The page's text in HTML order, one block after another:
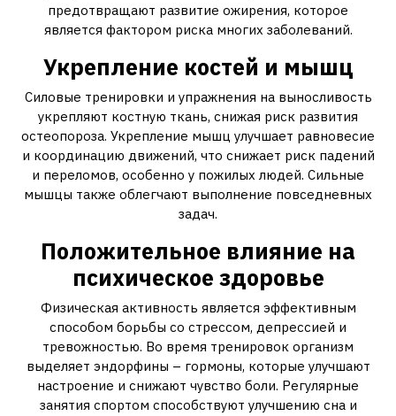
предотвращают развитие ожирения‚ которое
является фактором риска многих заболеваний.
Укрепление костей и мышц
Силовые тренировки и упражнения на выносливость
укрепляют костную ткань‚ снижая риск развития
остеопороза. Укрепление мышц улучшает равновесие
и координацию движений‚ что снижает риск падений
и переломов‚ особенно у пожилых людей. Сильные
мышцы также облегчают выполнение повседневных
задач.
Положительное влияние на
психическое здоровье
Физическая активность является эффективным
способом борьбы со стрессом‚ депрессией и
тревожностью. Во время тренировок организм
выделяет эндорфины – гормоны‚ которые улучшают
настроение и снижают чувство боли. Регулярные
занятия спортом способствуют улучшению сна и